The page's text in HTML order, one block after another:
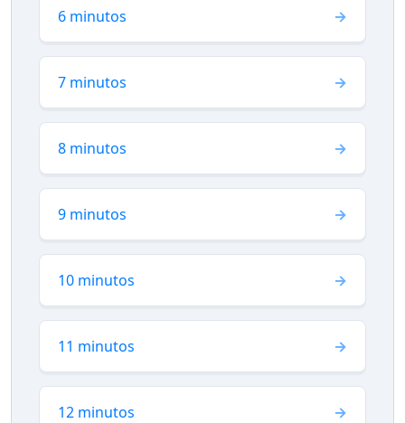
6 minutos
7 minutos
8 minutos
9 minutos
10 minutos
11 minutos
12 minutos